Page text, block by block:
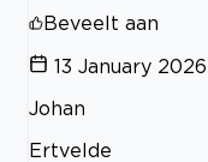
Beveelt aan
13 January 2026
Johan
Ertvelde